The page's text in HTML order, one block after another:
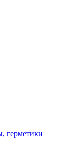
герметики